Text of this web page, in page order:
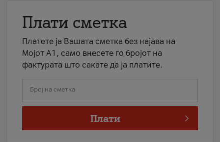
Плати сметка
Платете ја Вашата сметка без најава на
Мојот А1, само внесете го бројот на
фактурата што сакате да ја платите.
Број на сметка
Плати